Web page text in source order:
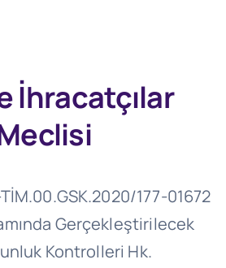
İhracatçılar
177-01672
Gerçekleştirilecek
Kontrolleri Hk.